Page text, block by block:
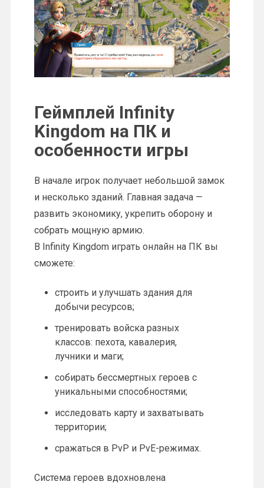
Геймплей Infinity
Kingdom на ПК и
особенности игры
В начале игрок получает небольшой замок
и несколько зданий. Главная задача —
развить экономику, укрепить оборону и
собрать мощную армию.
В Infinity Kingdom играть онлайн на ПК вы
сможете:
строить и улучшать здания для
добычи ресурсов;
тренировать войска разных
классов: пехота, кавалерия,
лучники и маги;
собирать бессмертных героев с
уникальными способностями;
исследовать карту и захватывать
территории;
сражаться в PvP и PvE-режимах.
Система героев вдохновлена